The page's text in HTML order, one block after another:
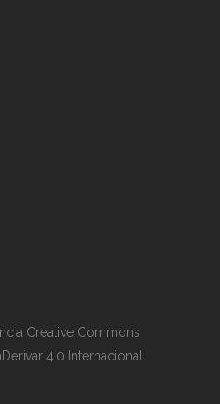
Creative Commons
4.0 Internacional